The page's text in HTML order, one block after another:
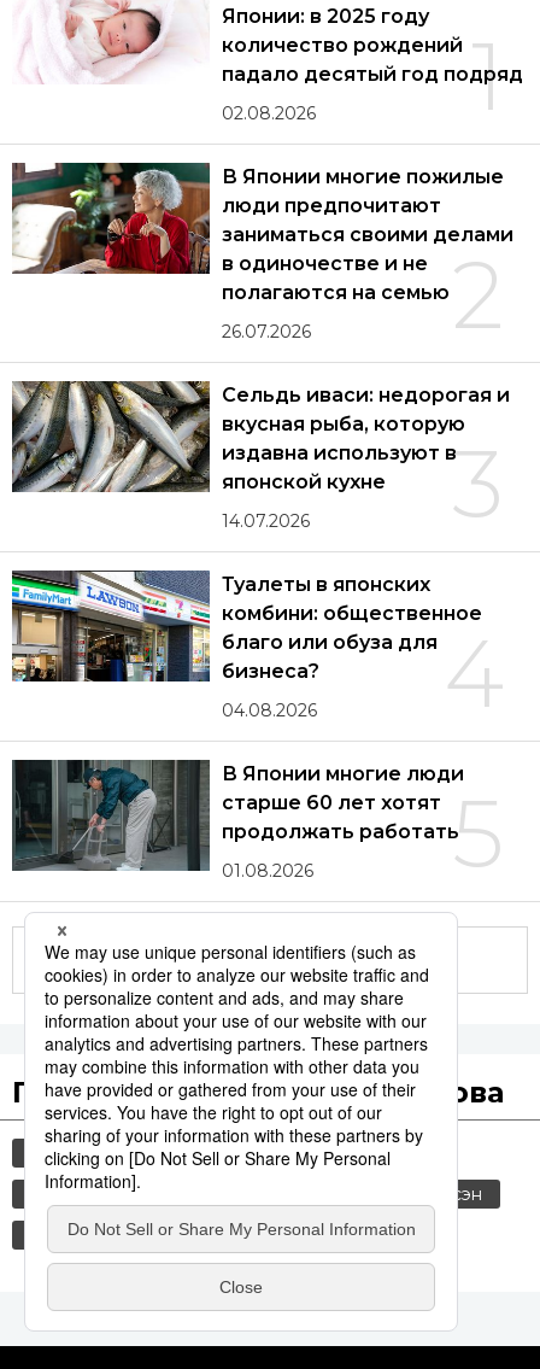
1
Японии: в 2025 году
количество рождений
падало десятый год подряд
02.08.2026
2
В Японии многие пожилые
люди предпочитают
заниматься своими делами
в одиночестве и не
полагаются на семью
26.07.2026
3
Сельдь иваси: недорогая и
вкусная рыба, которую
издавна используют в
японской кухне
14.07.2026
4
Туалеты в японских
комбини: общественное
благо или обуза для
бизнеса?
04.08.2026
5
В Японии многие люди
старше 60 лет хотят
продолжать работать
01.08.2026
Другие статьи по теме
Популярные поисковые слова
общество культура
технологии
история
синкансэн
транспорт
экономика россия